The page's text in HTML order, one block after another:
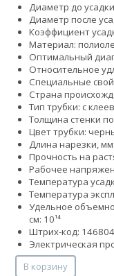
Диаметр до
Диаметр после
Коэффициент
Материал:
Оптимальный
Относительное
Специальные
Страна
Тип трубки: с
Толщина стенки
Цвет трубки:
Длина нарезки,
Прочность на
Рабочее
Температура
Температура
Удельное
см: 10¹⁴
Штрих-код:
Электрическая
В корзину